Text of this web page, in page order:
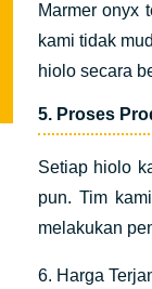
Marmer onyx
kami tidak
hiolo secara
5. Proses
Setiap hiolo
pun. Tim
melakukan
6. Harga